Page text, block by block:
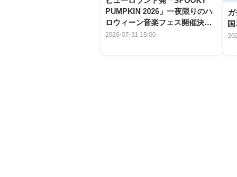
PUMPKIN 2026」一夜限りのハ
ロウィーン音楽フェス開催決
定！
2026-07-31 15:00